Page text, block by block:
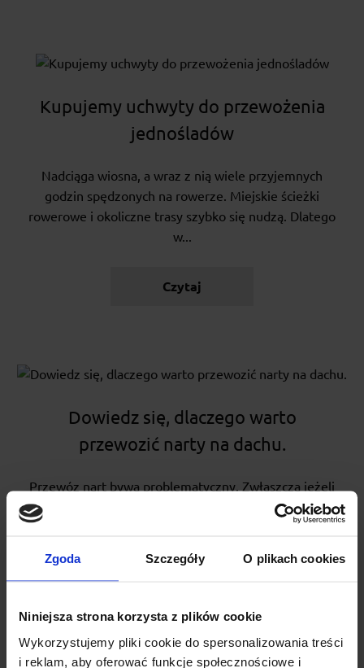
Zgoda Szczegóły O plikach cookies
Niniejsza strona korzysta z plików cookie
Wykorzystujemy pliki cookie do spersonalizowania treści
i reklam, aby oferować funkcje społecznościowe i
Kupujemy uchwyty do przewożenia
jednośladów
Nadciąga wiosna, a wraz z nią wiele przyjemnych
godzin spędzonych na rowerze. Miejskie ścieżki
rowerowe i okoliczne trasy szybko się nudzą. Dlatego
w...
Czytaj
Dowiedz się, dlaczego warto
przewozić narty na dachu.
Przewóz nart bywa problematyczny. Zwłaszcza jeżeli
masz mały samochód, a wewnątrz podróżuje kilku
pasażerów. Miejsca w bagażniku nie zawsze